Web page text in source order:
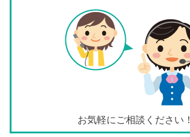
お気軽にご相談ください！